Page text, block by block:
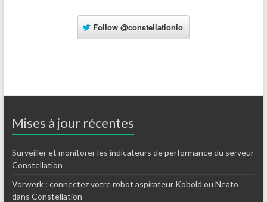
Follow @constellationio
Mises à jour récentes
Surveiller et monitorer les indicateurs de performance du serveur
Constellation
Vorwerk : connectez votre robot aspirateur Kobold ou Neato
dans Constellation